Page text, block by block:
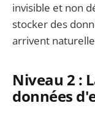
invisible et non
stocker des
arrivent
Niveau 2 :
données